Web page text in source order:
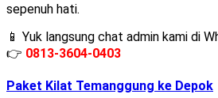
sepenuh hati.
📱 Yuk langsung chat admin kami di
👉 0813-3604-0403
Paket Kilat Temanggung ke Depok